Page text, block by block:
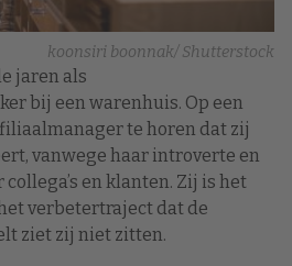
koonsiri boonnak/ Shutterstock
jaren als
bij een warenhuis. Op een
te horen dat zij
vanwege haar introverte en
en klanten. Zij is het
verbetertraject dat de
ziet zij niet zitten.